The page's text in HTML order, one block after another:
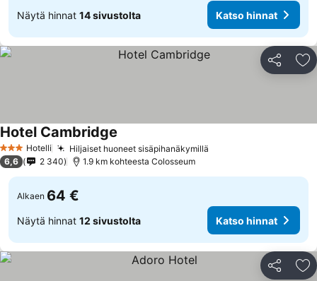
Näytä hinnat 14 sivustolta Katso hinnat
Jaa
3 Tähtiluokitus
Hotelli Hiljaiset huoneet sisäpihanäkymillä
Hotel Cambridge
6,6 2 340 1.9 km kohteesta Colosseum
Alkaen 64 €
Näytä hinnat 12 sivustolta Katso hinnat
Jaa